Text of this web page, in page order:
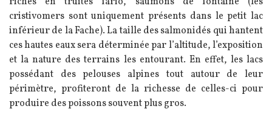
cristivomers sont uniquement présents dans le petit lac
inférieur de la Fache). La taille des salmonidés qui hantent
ces hautes eaux sera déterminée par l’altitude, l’exposition
et la nature des terrains les entourant. En effet, les lacs
possédant des pelouses alpines tout autour de leur
périmètre, profiteront de la richesse de celles-ci pour
produire des poissons souvent plus gros.